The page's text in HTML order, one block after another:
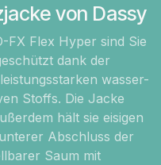
von Dassy
FX Flex Hyper sind Sie
dank der
wasser-
Stoffs. Die Jacke
hält sie eisigen
Abschluss der
Saum mit